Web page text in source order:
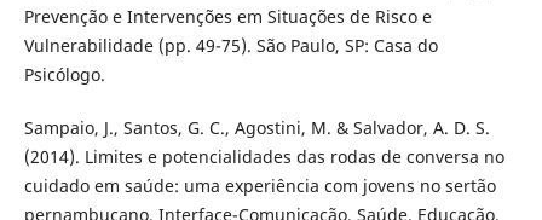
Prevenção e Intervenções em Situações de Risco e
Vulnerabilidade (pp. 49-75). São Paulo, SP: Casa do
Psicólogo.
Sampaio, J., Santos, G. C., Agostini, M. & Salvador, A. D. S.
(2014). Limites e potencialidades das rodas de conversa no
cuidado em saúde: uma experiência com jovens no sertão
pernambucano. Interface-Comunicação, Saúde, Educação,